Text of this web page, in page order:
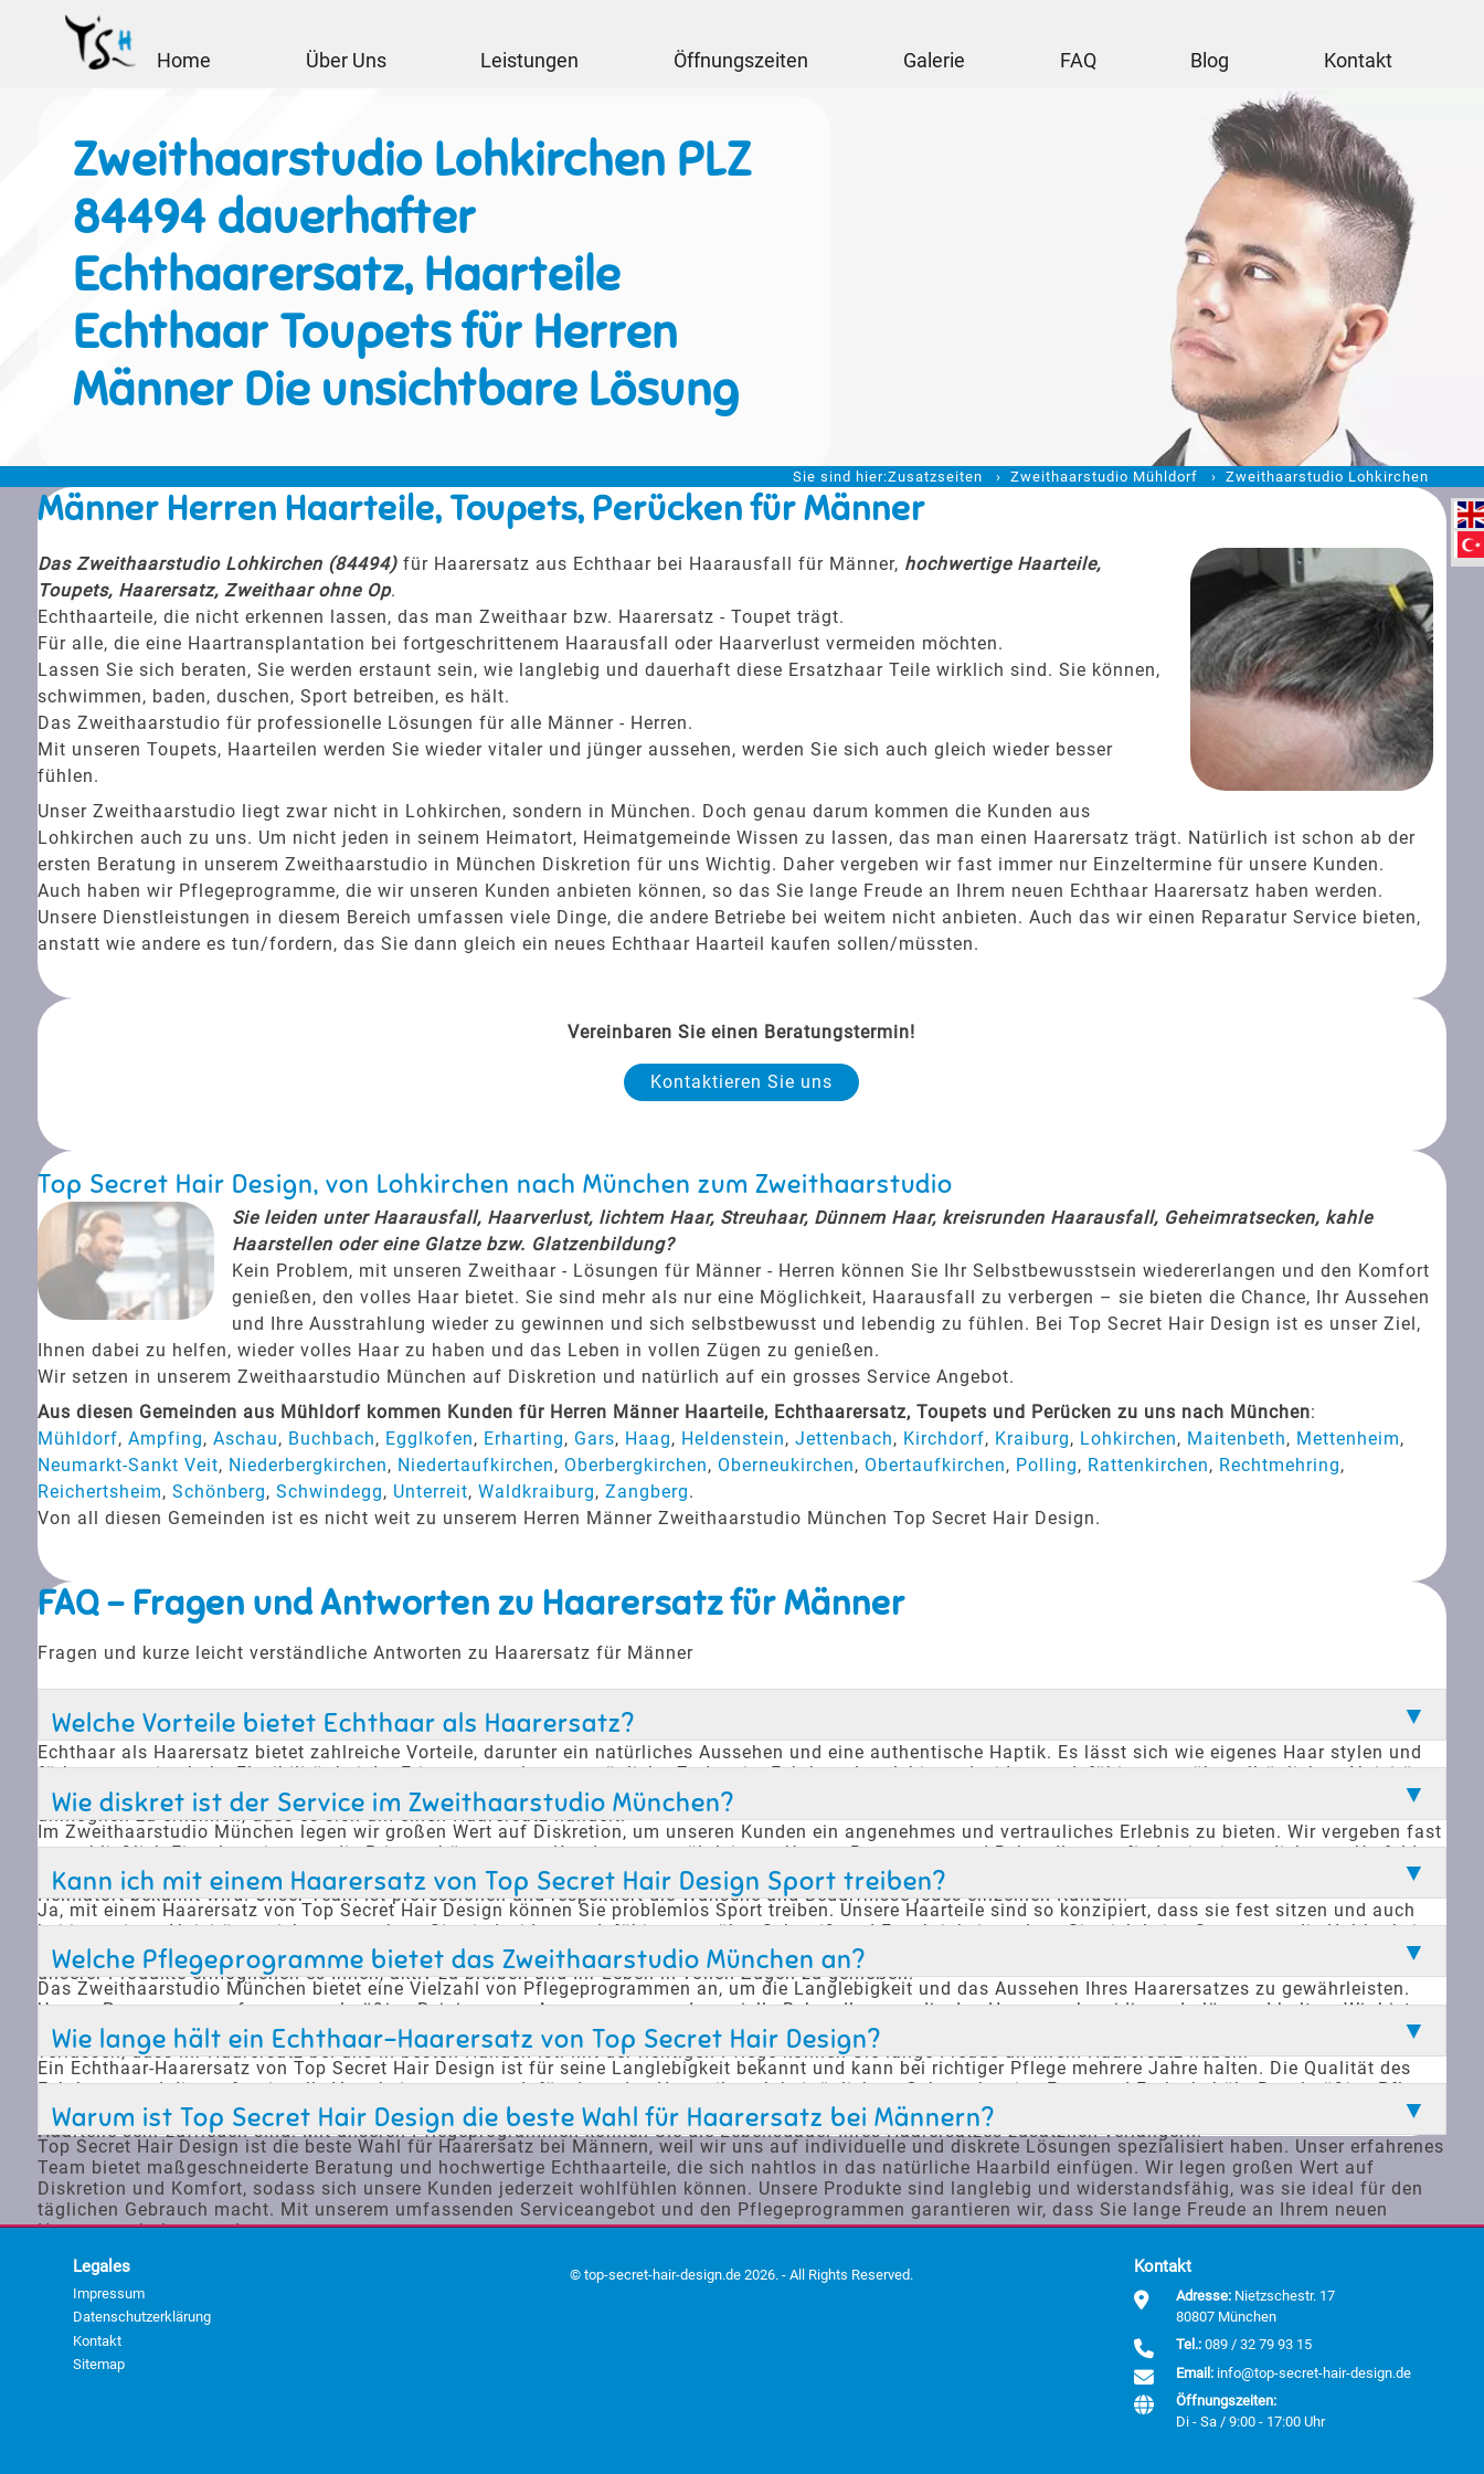
Home Über Uns Leistungen Öffnungszeiten Galerie FAQ Blog Kontakt
Zweithaarstudio Lohkirchen PLZ
84494 dauerhafter
Echthaarersatz, Haarteile
Echthaar Toupets für Herren
Männer Die unsichtbare Lösung
Sie sind hier:Zusatzseiten Zweithaarstudio Mühldorf Zweithaarstudio Lohkirchen
Männer Herren Haarteile, Toupets, Perücken für Männer
Das Zweithaarstudio Lohkirchen (84494)für Haarersatz aus Echthaar bei Haarausfall für Männer, hochwertige Haarteile,
Toupets, Haarersatz, Zweithaar ohne Op.
Echthaarteile, die nicht erkennen lassen, das man Zweithaar bzw. Haarersatz - Toupet trägt.
Für alle, die eine Haartransplantation bei fortgeschrittenem Haarausfall oder Haarverlust vermeiden möchten.
Lassen Sie sich beraten, Sie werden erstaunt sein, wie langlebig und dauerhaft diese Ersatzhaar Teile wirklich sind. Sie können,
schwimmen, baden, duschen, Sport betreiben, es hält.
Das Zweithaarstudio für professionelle Lösungen für alle Männer - Herren.
Mit unseren Toupets, Haarteilen werden Sie wieder vitaler und jünger aussehen, werden Sie sich auch gleich wieder besser
fühlen.
Unser Zweithaarstudio liegt zwar nicht in Lohkirchen, sondern in München. Doch genau darum kommen die Kunden aus
Lohkirchen auch zu uns. Um nicht jeden in seinem Heimatort, Heimatgemeinde Wissen zu lassen, das man einen Haarersatz trägt. Natürlich ist schon ab der
ersten Beratung in unserem Zweithaarstudio in München Diskretion für uns Wichtig. Daher vergeben wir fast immer nur Einzeltermine für unsere Kunden.
Auch haben wir Pflegeprogramme, die wir unseren Kunden anbieten können, so das Sie lange Freude an Ihrem neuen Echthaar Haarersatz haben werden.
Unsere Dienstleistungen in diesem Bereich umfassen viele Dinge, die andere Betriebe bei weitem nicht anbieten. Auch das wir einen Reparatur Service bieten,
anstatt wie andere es tun/fordern, das Sie dann gleich ein neues Echthaar Haarteil kaufen sollen/müssten.
Vereinbaren Sie einen Beratungstermin!
Kontaktieren Sie uns
Top Secret Hair Design, von Lohkirchen nach München zum Zweithaarstudio
Sie leiden unter Haarausfall, Haarverlust, lichtem Haar, Streuhaar, Dünnem Haar, kreisrunden Haarausfall, Geheimratsecken, kahle
Haarstellen oder eine Glatze bzw. Glatzenbildung?
Kein Problem, mit unseren Zweithaar - Lösungen für Männer - Herren können Sie Ihr Selbstbewusstsein wiedererlangen und den Komfort
genießen, den volles Haar bietet. Sie sind mehr als nur eine Möglichkeit, Haarausfall zu verbergen – sie bieten die Chance, Ihr Aussehen
und Ihre Ausstrahlung wieder zu gewinnen und sich selbstbewusst und lebendig zu fühlen. Bei Top Secret Hair Design ist es unser Ziel,
Ihnen dabei zu helfen, wieder volles Haar zu haben und das Leben in vollen Zügen zu genießen.
Wir setzen in unserem Zweithaarstudio München auf Diskretion und natürlich auf ein grosses Service Angebot.
Aus diesen Gemeinden aus Mühldorf kommen Kunden für Herren Männer Haarteile, Echthaarersatz, Toupets und Perücken zu uns nach München:
Mühldorf, Ampfing, Aschau, Buchbach, Egglkofen, Erharting, Gars, Haag, Heldenstein, Jettenbach, Kirchdorf, Kraiburg, Lohkirchen, Maitenbeth, Mettenheim,
Neumarkt-Sankt Veit, Niederbergkirchen, Niedertaufkirchen, Oberbergkirchen, Oberneukirchen, Obertaufkirchen, Polling, Rattenkirchen, Rechtmehring,
Reichertsheim, Schönberg, Schwindegg, Unterreit, Waldkraiburg, Zangberg.
Von all diesen Gemeinden ist es nicht weit zu unserem Herren Männer Zweithaarstudio München Top Secret Hair Design.
FAQ - Fragen und Antworten zu Haarersatz für Männer
Fragen und kurze leicht verständliche Antworten zu Haarersatz für Männer
Welche Vorteile bietet Echthaar als Haarersatz?
Echthaar als Haarersatz bietet zahlreiche Vorteile, darunter ein natürliches Aussehen und eine authentische Haptik. Es lässt sich wie eigenes Haar stylen und
färben, was eine hohe Flexibilität bei der Frisurengestaltung ermöglicht. Zudem ist Echthaar langlebig und widerstandsfähig gegenüber alltäglichen Aktivitäten
wie Schwimmen oder Sport. Es bietet eine dauerhafte Lösung, die sich nahtlos in den Alltag integrieren lässt. Durch die Verwendung von Echthaar ist es nahezu
unmöglich zu erkennen, dass es sich um einen Haarersatz handelt.
Wie diskret ist der Service im Zweithaarstudio München?
Im Zweithaarstudio München legen wir großen Wert auf Diskretion, um unseren Kunden ein angenehmes und vertrauliches Erlebnis zu bieten. Wir vergeben fast
ausschließlich Einzeltermine, um die Privatsphäre unserer Kunden zu gewährleisten. Unsere Beratungen und Behandlungen finden in einem diskreten Umfeld
statt, sodass sich unsere Kunden wohl und sicher fühlen können. Dies ist besonders wichtig für Kunden, die nicht möchten, dass ihr Haarersatz in ihrem
Heimatort bekannt wird. Unser Team ist professionell und respektiert die Wünsche und Bedürfnisse jedes einzelnen Kunden.
Kann ich mit einem Haarersatz von Top Secret Hair Design Sport treiben?
Ja, mit einem Haarersatz von Top Secret Hair Design können Sie problemlos Sport treiben. Unsere Haarteile sind so konzipiert, dass sie fest sitzen und auch
bei intensiven Aktivitäten nicht verrutschen. Sie sind widerstandsfähig gegenüber Schweiß und Feuchtigkeit, sodass Sie sich keine Sorgen um die Haltbarkeit
machen müssen. Viele unserer Kunden berichten, dass sie sich beim Sport genauso sicher fühlen wie mit ihrem natürlichen Haar. Der Komfort und die Stabilität
unserer Produkte ermöglichen es Ihnen, aktiv zu bleiben und Ihr Leben in vollen Zügen zu genießen.
Welche Pflegeprogramme bietet das Zweithaarstudio München an?
Das Zweithaarstudio München bietet eine Vielzahl von Pflegeprogrammen an, um die Langlebigkeit und das Aussehen Ihres Haarersatzes zu gewährleisten.
Unsere Programme umfassen regelmäßige Reinigungen, Anpassungen und spezielle Behandlungen, die das Haar geschmeidig und glänzend halten. Wir bieten
auch individuelle Beratung an, um die besten Pflegeprodukte und -methoden für Ihren speziellen Haarersatz zu empfehlen. Unsere Kunden können sich darauf
verlassen, dass ihr Haarersatz bei uns in besten Händen ist. Mit der richtigen Pflege können Sie lange Freude an Ihrem Haarersatz haben.
Wie lange hält ein Echthaar-Haarersatz von Top Secret Hair Design?
Ein Echthaar-Haarersatz von Top Secret Hair Design ist für seine Langlebigkeit bekannt und kann bei richtiger Pflege mehrere Jahre halten. Die Qualität des
Echthaars und die professionelle Verarbeitung sorgen dafür, dass das Haarteil auch bei täglichem Gebrauch seine Form und Farbe behält. Regelmäßige Pflege
und Wartung sind entscheidend, um die Lebensdauer zu maximieren. Unsere Kunden berichten, dass sie mit der Haltbarkeit und der natürlichen Optik ihrer
Haarteile sehr zufrieden sind. Mit unseren Pflegeprogrammen können Sie die Lebensdauer Ihres Haarersatzes zusätzlich verlängern.
Warum ist Top Secret Hair Design die beste Wahl für Haarersatz bei Männern?
Top Secret Hair Design ist die beste Wahl für Haarersatz bei Männern, weil wir uns auf individuelle und diskrete Lösungen spezialisiert haben. Unser erfahrenes
Team bietet maßgeschneiderte Beratung und hochwertige Echthaarteile, die sich nahtlos in das natürliche Haarbild einfügen. Wir legen großen Wert auf
Diskretion und Komfort, sodass sich unsere Kunden jederzeit wohlfühlen können. Unsere Produkte sind langlebig und widerstandsfähig, was sie ideal für den
täglichen Gebrauch macht. Mit unserem umfassenden Serviceangebot und den Pflegeprogrammen garantieren wir, dass Sie lange Freude an Ihrem neuen
Haarersatz haben werden.
Legales
Impressum
Datenschutzerklärung
Kontakt
Sitemap
Kontakt
Adresse: Nietzschestr. 17
80807 München
Tel.: 089 / 32 79 93 15
Email: info@top-secret-hair-design.de
Öffnungszeiten:
Di - Sa / 9:00 - 17:00 Uhr
© top-secret-hair-design.de 2026. - All Rights Reserved.